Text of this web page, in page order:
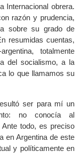
Internacional obrera.
razón y prudencia,
sobre su grado de
resumidas cuentas,
totalmente
del socialismo, a la
lo que llamamos su
ser para mí un
no conocía al
todo, es preciso
en Argentina de este
y políticamente en